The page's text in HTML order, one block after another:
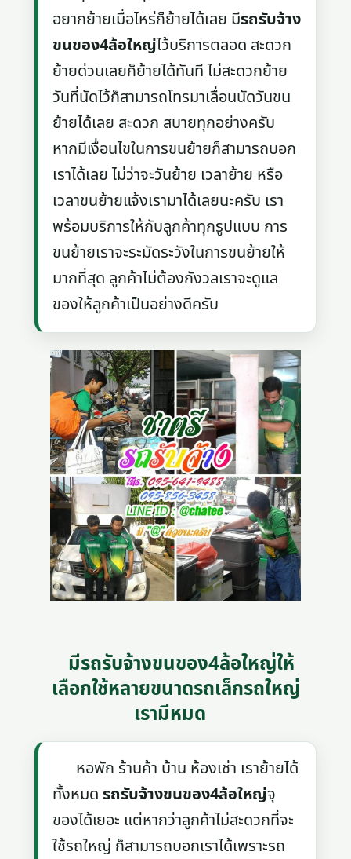
อยากย้ายเมื่อไหร่ก็ย้ายได้เลย มีรถรับจ้าง
ขนของ4ล้อใหญ่ไว้บริการตลอด สะดวก
ย้ายด่วนเลยก็ย้ายได้ทันที ไม่สะดวกย้าย
วันที่นัดไว้ก็สามารถโทรมาเลื่อนนัดวันขน
ย้ายได้เลย สะดวก สบายทุกอย่างครับ
หากมีเงื่อนไขในการขนย้ายก็สามารถบอก
เราได้เลย ไม่ว่าจะวันย้าย เวลาย้าย หรือ
เวลาขนย้ายแจ้งเรามาได้เลยนะครับ เรา
พร้อมบริการให้กับลูกค้าทุกรูปแบบ การ
ขนย้ายเราจะระมัดระวังในการขนย้ายให้
มากที่สุด ลูกค้าไม่ต้องกังวลเราจะดูแล
ของให้ลูกค้าเป็นอย่างดีครับ
มีรถรับจ้างขนของ4ล้อใหญ่ให้
เลือกใช้หลายขนาดรถเล็กรถใหญ่
เรามีหมด
หอพัก ร้านค้า บ้าน ห้องเช่า เราย้ายได้
ทั้งหมดรถรับจ้างขนของ4ล้อใหญ่จุ
ของได้เยอะ แต่หากว่าลูกค้าไม่สะดวกที่จะ
ใช้รถใหญ่ ก็สามารถบอกเราได้เพราะรถ